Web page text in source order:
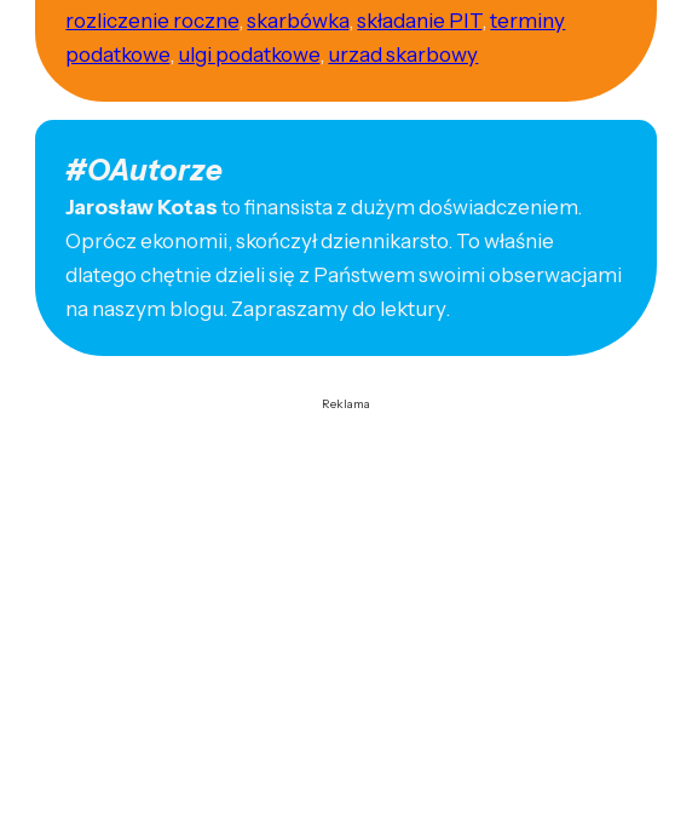
rozliczenie roczne,skarbówka,składanie PIT,terminy
podatkowe, ulgi podatkowe, urzad skarbowy
#OAutorze
Jarosław Kotas to finansista z dużym doświadczeniem.
Oprócz ekonomii, skończył dziennikarsto. To właśnie
dlatego chętnie dzieli się z Państwem swoimi obserwacjami
na naszym blogu. Zapraszamy do lektury.
Reklama